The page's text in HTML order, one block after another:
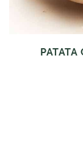
PATATA